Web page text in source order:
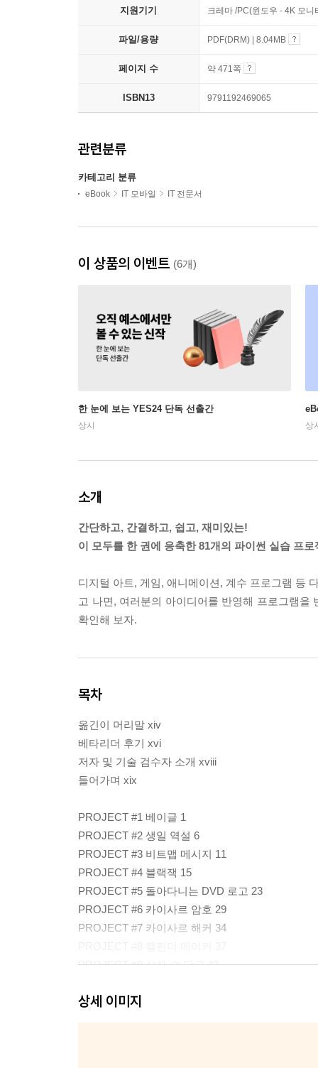
지원기기 크레마 /PC(윈도우 - 4K 모
파일/용량 PDF(DRM) | 8.04MB
페이지 수 약 471쪽
ISBN13 9791192469065
관련분류
카테고리 분류
eBook IT 모바일 IT 전문서
이 상품의 이벤트 (6개)
한 눈에 보는 YES24 단독 선출간
상시 상
소개
간단하고, 간결하고, 쉽고, 재미있는!
이 모두를 한 권에 응축한 81개의 파이썬 실습 프로
디지털 아트, 게임, 애니메이션, 계수 프로그램 등
고 나면, 여러분의 아이디어를 반영해 프로그램
확인해 보자.
목차
옮긴이 머리말 xiv
베타리더 후기 xvi
저자 및 기술 검수자 소개 xviii
들어가며 xix
PROJECT #1 베이글 1
PROJECT #2 생일 역설 6
PROJECT #3 비트맵 메시지 11
PROJECT #4 블랙잭 15
PROJECT #5 돌아다니는 DVD 로고 23
PROJECT #6 카이사르 암호 29
PROJECT #7 카이사르 해커 34
PROJECT #9 상자 속 당근 42
PROJECT #11 낚시성 기사 제목 생성기 53
상세 이미지